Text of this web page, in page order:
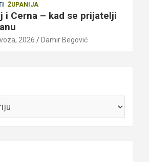
ŽUPANIJA
i Cerna – kad se prijatelji
2026 Damir Begović